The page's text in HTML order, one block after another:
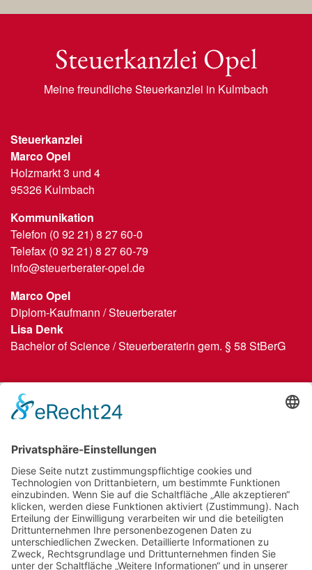
Steuerkanzlei Opel
Meine freundliche Steuerkanzlei in Kulmbach
Steuerkanzlei
Marco Opel
Holzmarkt 3 und 4
95326 Kulmbach
Kommunikation
Telefon (0 92 21) 8 27 60-0
Telefax (0 92 21) 8 27 60-79
info@steuerberater-opel.de
Marco Opel
Diplom-Kaufmann / Steuerberater
Lisa Denk
Bachelor of Science / Steuerberaterin gem. § 58 StBerG
Wir benötigen Ihre Zustimmung, um den
Wir verwenden einen Service eines
Drittanbieters, um Karteninhalte einzubetten.
Dieser Service kann Daten zu Ihren Aktivitäten
sammeln. Bitte lesen Sie die Details durch und
stimmen Sie der Nutzung des Service zu, um
diese Karte anzuzeigen.